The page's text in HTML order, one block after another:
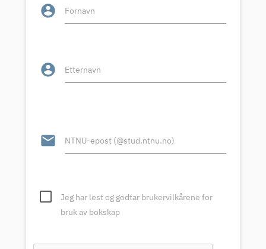
account_circle Fornavn
account_circle Etternavn
email NTNU-epost (@stud.ntnu.no)
Jeg har lest og godtar brukervilkårene for
bruk av bokskap